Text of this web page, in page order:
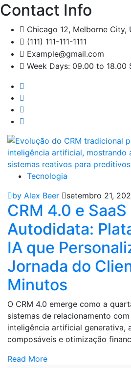
Contact Info
Chicago 12, Melborne City,
(111) 111-111-1111
Example@gmail.com
Week Days: 09.00 to 18.00
Tecnologia
by Alex Beer
setembro 21,
CRM 4.0 e SaaS
Autodidata:
IA que
Jornada do
Minutos
O CRM 4.0 emerge como a
sistemas de relacionamento
inteligência artificial generativa,
composáveis e otimização
Read More